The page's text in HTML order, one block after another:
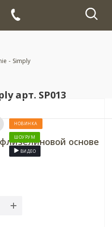
- Simply
арт. SP013
НОВИНКА
ШОУРУМ
ВИДЕО
основе